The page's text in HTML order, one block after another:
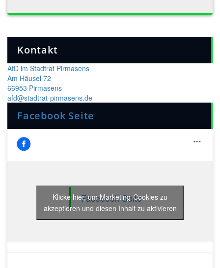
Kontakt
AfD im Stadtrat Pirmasens
Am Häusel 72
66953 Pirmasens
afd@stadtrat-pirmasens.de
Facebook Seite
Facebook Seite
Klicke hier, um Marketing-Cookies zu
akzeptieren und diesen Inhalt zu aktivieren